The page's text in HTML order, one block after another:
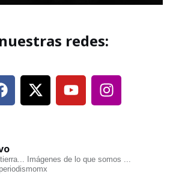
redes:
Imágenes de lo que somos ...